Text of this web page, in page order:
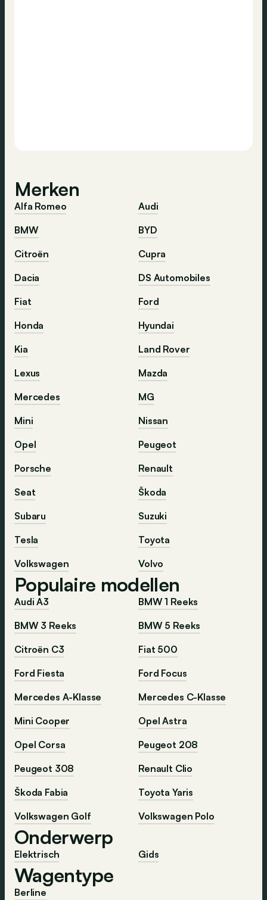
Merken
Alfa Romeo
Audi
BMW
BYD
Citroën
Cupra
Dacia
DS Automobiles
Fiat
Ford
Honda
Hyundai
Kia
Land Rover
Lexus
Mazda
Mercedes
MG
Mini
Nissan
Opel
Peugeot
Porsche
Renault
Seat
Škoda
Subaru
Suzuki
Tesla
Toyota
Volkswagen
Volvo
Populaire modellen
Audi A3
BMW 1 Reeks
BMW 3 Reeks
BMW 5 Reeks
Citroën C3
Fiat 500
Ford Fiesta
Ford Focus
Mercedes A-Klasse
Mercedes C-Klasse
Mini Cooper
Opel Astra
Opel Corsa
Peugeot 208
Peugeot 308
Renault Clio
Škoda Fabia
Toyota Yaris
Volkswagen Golf
Volkswagen Polo
Onderwerp
Elektrisch Gids
Wagentype
Berline